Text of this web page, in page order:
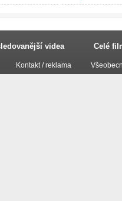
videa Celé
Kontakt / reklama